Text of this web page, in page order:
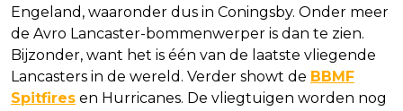
Engeland, waaronder dus in Coningsby. Onder meer
de Avro Lancaster-bommenwerper is dan te zien.
Bijzonder, want het is één van de laatste vliegende
Lancasters in de wereld. Verder showt de BBMF
Spitfires en Hurricanes. De vliegtuigen worden nog